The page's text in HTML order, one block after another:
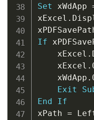
Set xWdApp
xExcel .
If
    xExcel
.
    xExcel
.
    xWdApp
.
Exit
End
If
xPath =